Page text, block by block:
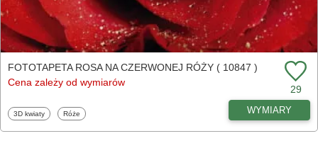
FOTOTAPETA ROSA NA CZERWONEJ RÓŻY ( 10847 )
Cena zależy od wymiarów
29
Fototapety
3D kwiaty Fototapety
Róże WYMIARY